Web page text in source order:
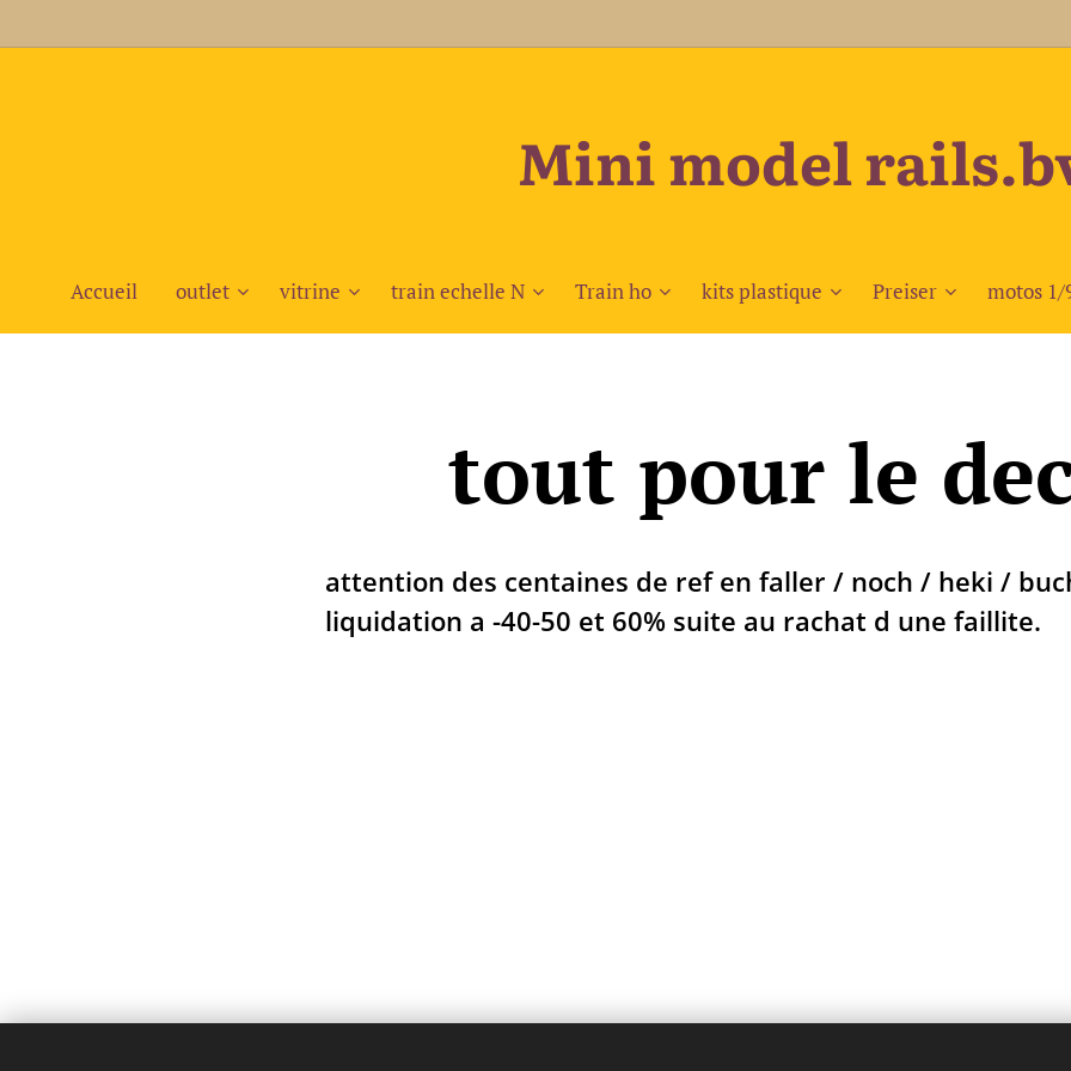
Mini model
Accueil outlet vitrine train echelle N Train ho kits plastique Preiser motos 1/
tout pour le
attention des centaines de ref en faller / noch / heki /
liquidation a -40-50 et 60% suite au rachat d une faillite.